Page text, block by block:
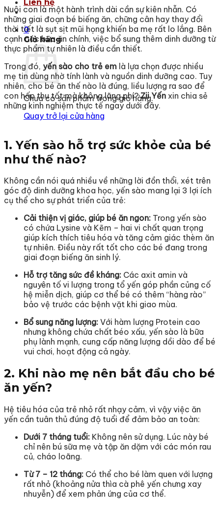
Liên hệ
0
Giỏ hàng
Chưa có sản phẩm trong giỏ hàng.
Quay trở lại cửa hàng
Nuôi con là một hành trình dài cần sự kiên nhẫn. Có
những giai đoạn bé biếng ăn, chững cân hay thay đổi
thời tiết là sụt sịt mũi họng khiến ba mẹ rất lo lắng. Bên
cạnh các bữa ăn chính, việc bổ sung thêm dinh dưỡng từ
thực phẩm tự nhiên là điều cần thiết.
Trong đó, yến sào cho trẻ em là lựa chọn được nhiều
mẹ tin dùng nhờ tính lành và nguồn dinh dưỡng cao. Tuy
nhiên, cho bé ăn thế nào là đúng, liều lượng ra sao để
con hấp thu tốt mà không lãng phí?Zii Yến xin chia sẻ
những kinh nghiệm thực tế ngay dưới đây.
1. Yến sào hỗ trợ sức khỏe của bé
như thế nào?
Không cần nói quá nhiều về những lời đồn thổi, xét trên
góc độ dinh dưỡng khoa học, yến sào mang lại 3 lợi ích
cụ thể cho sự phát triển của trẻ:
Cải thiện vị giác, giúp bé ăn ngon: Trong yến sào
có chứa Lysine và Kẽm – hai vi chất quan trọng
giúp kích thích tiêu hóa và tăng cảm giác thèm ăn
tự nhiên. Điều này rất tốt cho các bé đang trong
giai đoạn biếng ăn sinh lý.
Hỗ trợ tăng sức đề kháng: Các axit amin và
nguyên tố vi lượng trong tổ yến góp phần củng cố
hệ miễn dịch, giúp cơ thể bé có thêm “hàng rào”
bảo vệ trước các bệnh vặt khi giao mùa.
Bổ sung năng lượng: Với hàm lượng Protein cao
nhưng không chứa chất béo xấu, yến sào là bữa
phụ lành mạnh, cung cấp năng lượng dồi dào để bé
vui chơi, hoạt động cả ngày.
2. Khi nào mẹ nên bắt đầu cho bé
ăn yến?
Hệ tiêu hóa của trẻ nhỏ rất nhạy cảm, vì vậy việc ăn
yến cần tuân thủ đúng độ tuổi để đảm bảo an toàn:
Dưới 7 tháng tuổi: Không nên sử dụng. Lúc này bé
chỉ nên bú sữa mẹ và tập ăn dặm với các món rau
củ, cháo loãng.
Từ 7 – 12 tháng: Có thể cho bé làm quen với lượng
rất nhỏ (khoảng nửa thìa cà phê yến chưng xay
nhuyễn) để xem phản ứng của cơ thể.